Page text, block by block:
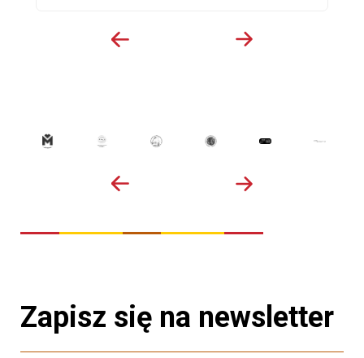
Zapisz się na newsletter